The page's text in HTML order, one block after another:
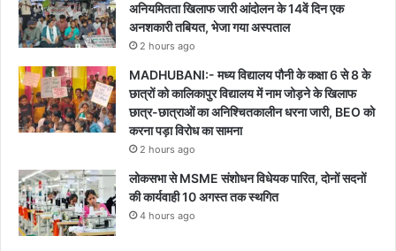
अनियमितता खिलाफ जारी आंदोलन के 14वें दिन एक
अनशकारी तबियत, भेजा गया अस्पताल
2 hours ago
MADHUBANI:- मध्य विद्यालय पौनी के कक्षा 6 से 8 के
छात्रों को कालिकापुर विद्यालय में नाम जोड़ने के खिलाफ
छात्र-छात्राओं का अनिश्चितकालीन धरना जारी, BEO को
करना पड़ा विरोध का सामना
2 hours ago
लोकसभा से MSME संशोधन विधेयक पारित, दोनों सदनों
की कार्यवाही 10 अगस्त तक स्थगित
4 hours ago